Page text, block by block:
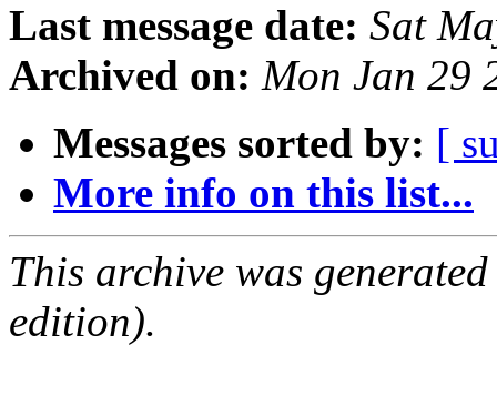
Last message date: Sat
Archived on: Mon Jan 29
Messages sorted by: [
More info on this list...
This archive was
edition).